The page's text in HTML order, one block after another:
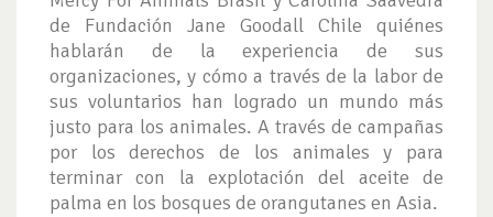
de Fundación Jane Goodall Chile quiénes
hablarán de la experiencia de sus
organizaciones, y cómo a través de la labor de
sus voluntarios han logrado un mundo más
justo para los animales. A través de campañas
por los derechos de los animales y para
terminar con la explotación del aceite de
palma en los bosques de orangutanes en Asia.